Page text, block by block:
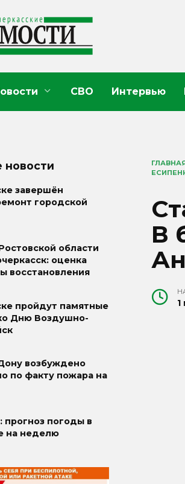
СВО Интервью
В
1
новости
завершён
городской
области
оценка
восстановления
пройдут памятные
Дню Воздушно-
возбуждено
по факту пожара на
погоды в
на неделю